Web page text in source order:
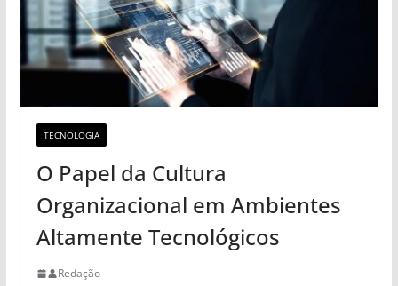
TECNOLOGIA
O Papel da Cultura
Organizacional em Ambientes
Altamente Tecnológicos
Redação